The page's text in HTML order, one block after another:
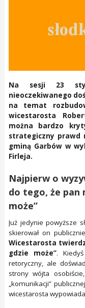
Na sesji 23
nieoczekiwanego
na temat
wicestarosta
można bardzo
strategiczny prawd
gminą Garbów w
Firleja.
Najpierw o
do tego, że pan
może”
Już jedynie powyższe
skierował on
Wicestarosta
gdzie może”.
retoryczny, ale
strony wójta
„komunikacji”
wicestarosta